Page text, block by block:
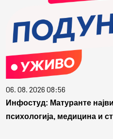
06. 08. 2026 08:56
Инфостуд: Матуранте
психологија, медицина и